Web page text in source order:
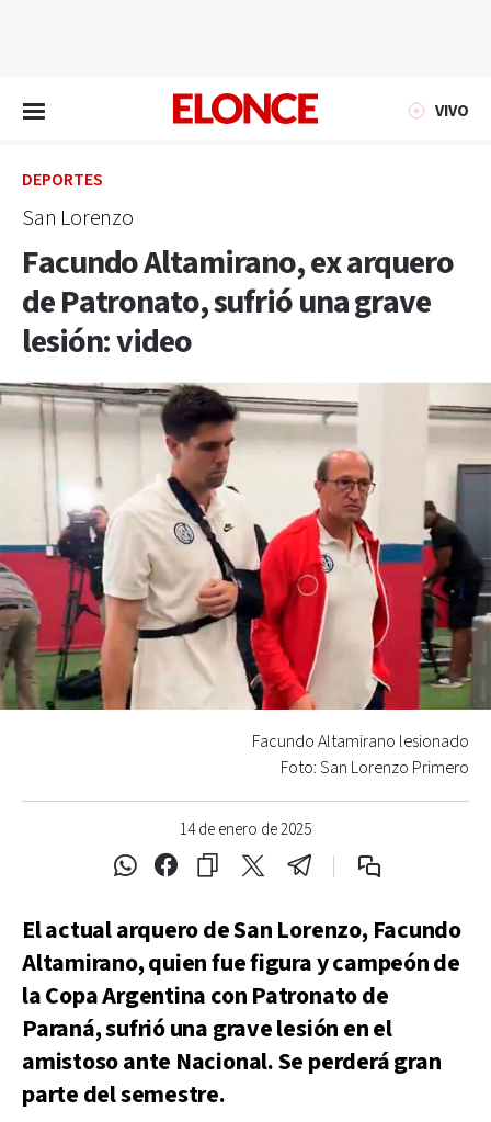
VIVO
DEPORTES
San Lorenzo
Facundo Altamirano, ex arquero
de Patronato, sufrió una grave
lesión: video
14 de enero de 2025
Facundo Altamirano lesionado
Foto: San Lorenzo Primero
El actual arquero de San Lorenzo, Facundo
Altamirano, quien fue figura y campeón de
la Copa Argentina con Patronato de
Paraná, sufrió una grave lesión en el
amistoso ante Nacional. Se perderá gran
parte del semestre.